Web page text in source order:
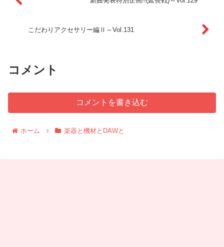
こだわりアクセサリー編Ⅱ～Vol.131
コメント
コメントを書き込む
ホーム 楽器と機材とDAWと